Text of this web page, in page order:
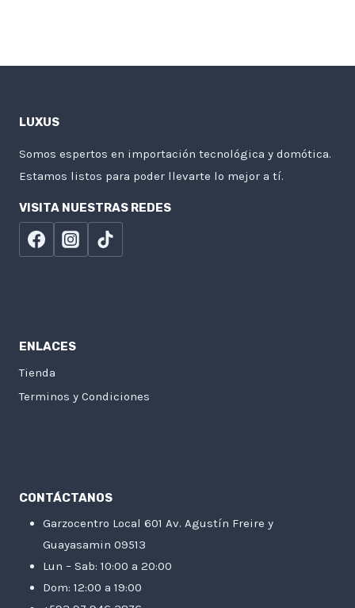
LUXUS
Somos espertos en importación tecnológica y domótica.
Estamos listos para poder llevarte lo mejor a tí.
VISITA NUESTRAS REDES
ENLACES
Tienda
Terminos y Condiciones
CONTÁCTANOS
Garzocentro Local 601 Av. Agustín Freire y
Guayasamin 09513
Lun – Sab: 10:00 a 20:00
Dom: 12:00 a 19:00